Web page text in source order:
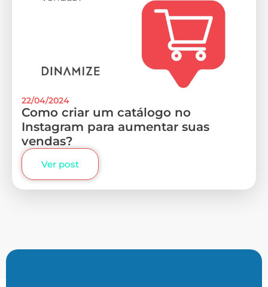
22/04/2024
Como criar um catálogo no
Instagram para aumentar suas
vendas?
Ver post